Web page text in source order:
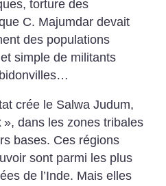
torture des
C. Majumdar devait
des populations
simple de militants
crée le Salwa Judum,
», dans les zones tribales
bases. Ces régions
sont parmi les plus
de l’Inde. Mais elles